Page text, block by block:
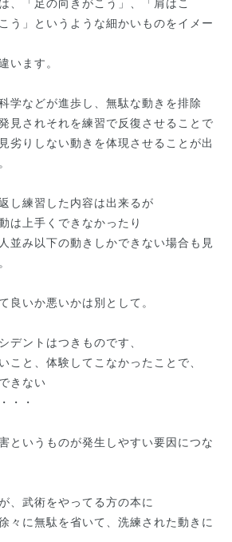
、「足の向きがこう」、「肩はこ
う」というような細かいものをイメー
います。
学などが進歩し、無駄な動きを排除
見されそれを練習で反復させることで
劣りしない動きを体現させることが出
し練習した内容は出来るが
は上手くできなかったり
並み以下の動きしかできない場合も見
良いか悪いかは別として。
デントはつきものです、
こと、体験してこなかったことで、
きない
・・
というものが発生しやすい要因につな
、武術をやってる方の本に
々に無駄を省いて、洗練された動きに